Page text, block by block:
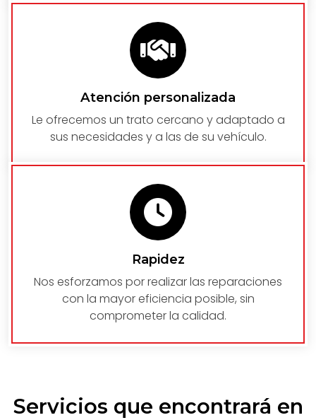
Atención personalizada
Le ofrecemos un trato cercano y adaptado a
sus necesidades y a las de su vehículo.
Rapidez
Nos esforzamos por realizar las reparaciones
con la mayor eficiencia posible, sin
comprometer la calidad.
Servicios que encontrará en